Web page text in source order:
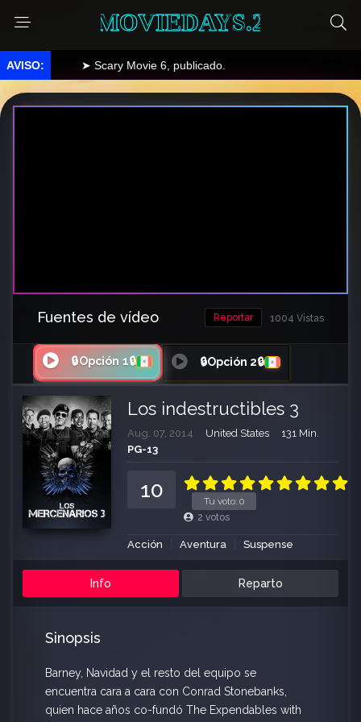
MOVIEDAYS.2
➤ Scary Movie 6, publicado.
Fuentes de vídeo 1004 Vistas
Reportar
🔒Opción 1🔒 🔒Opción 2🔒
Los indestructibles 3
Aug. 07, 2014 United States
131 Min.
PG-13
Tu voto: 0
10
2 votos
Acción Aventura Suspense
Info Reparto
Sinopsis
Barney, Navidad y el resto del equipo se
encuentra cara a cara con Conrad Stonebanks,
quien hace años co-fundó The Expendables with